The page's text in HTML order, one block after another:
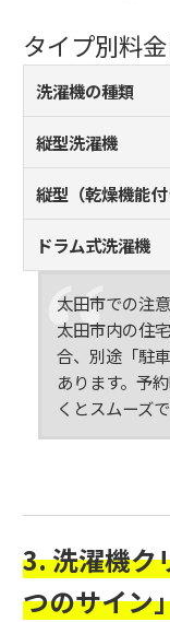
タイプ別料金
洗濯機の種類
縦型洗濯機
縦型（乾燥機能付
ドラム式洗濯機
太田市での注
太田市内の住
合、別途「駐
あります。予
くとスムーズで
3. 洗濯機ク
つのサイン